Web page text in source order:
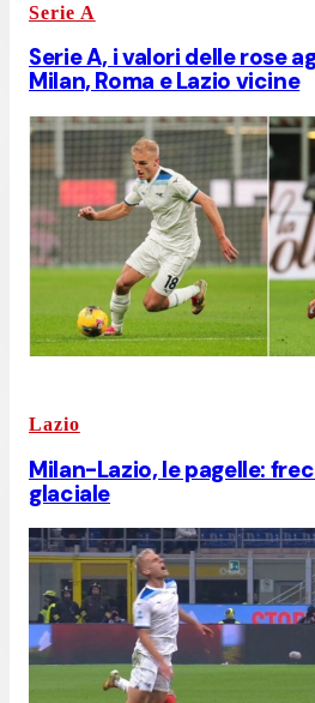
Serie A
Serie A, i valori delle rose
Milan, Roma e Lazio vicine
Lazio
Milan-Lazio, le pagelle:
glaciale